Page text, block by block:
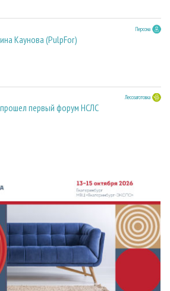
Персона
Каунова (PulpFor)
Лесозаготовка
первый форум НСЛС